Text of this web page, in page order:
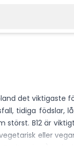
det viktigaste
tidiga
B12 är
eller